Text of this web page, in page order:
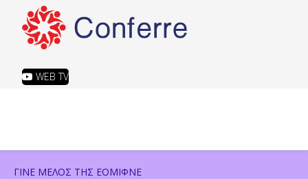
WEB TV
ΓΙΝΕ ΜΕΛΟΣ ΤΗΣ ΕΟΜΙΦΝΕ